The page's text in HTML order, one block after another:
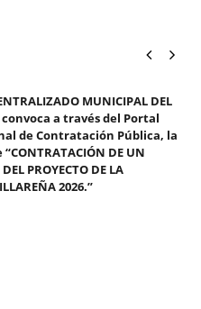
MUNICIPAL DEL
convoca a través del Portal
de Contratación Pública, la
DE UN
PROYECTO DE LA
2026.”